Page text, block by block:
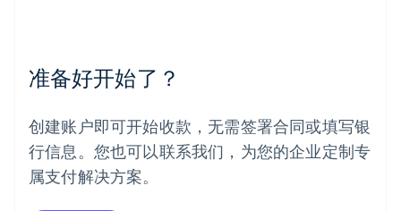
准备好开始了？
创建账户即可开始收款，无需签署合同或填写银
行信息。您也可以联系我们，为您的企业定制专
属支付解决方案。
English
葡萄牙
日本
日本語 English
瑞典
SvenskaEnglish